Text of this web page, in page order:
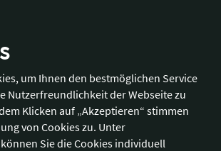
um Ihnen den bestmöglichen Service
Nutzerfreundlichkeit der Webseite zu
Klicken auf „Akzeptieren“ stimmen
von Cookies zu. Unter
Sie die Cookies individuell
(IHA) / IHA-Service GmbH